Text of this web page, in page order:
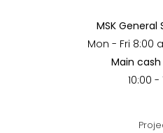
MSK
Mon - Fri 8:00
Main
10:00 -